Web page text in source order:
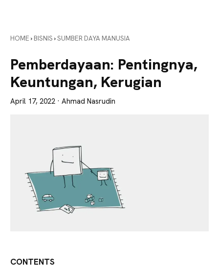
Anda
Tajam
HOME › BISNIS ›SUMBER DAYA MANUSIA
Pemberdayaan: Pentingnya,
Keuntungan, Kerugian
April 17, 2022 · Ahmad Nasrudin
CONTENTS